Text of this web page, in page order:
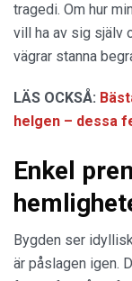
tragedi. Om hur
vill ha av sig själv
vägrar stanna
LÄS OCKSÅ:
helgen – dessa
Enkel
Bygden ser
är påslagen igen.